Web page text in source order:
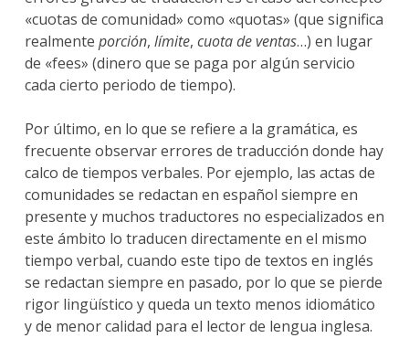
«cuotas de comunidad» como «quotas» (que significa
realmente porción, límite, cuota de ventas…) en lugar
de «fees» (dinero que se paga por algún servicio
cada cierto periodo de tiempo).
Por último, en lo que se refiere a la gramática, es
frecuente observar errores de traducción donde hay
calco de tiempos verbales. Por ejemplo, las actas de
comunidades se redactan en español siempre en
presente y muchos traductores no especializados en
este ámbito lo traducen directamente en el mismo
tiempo verbal, cuando este tipo de textos en inglés
se redactan siempre en pasado, por lo que se pierde
rigor lingüístico y queda un texto menos idiomático
y de menor calidad para el lector de lengua inglesa.